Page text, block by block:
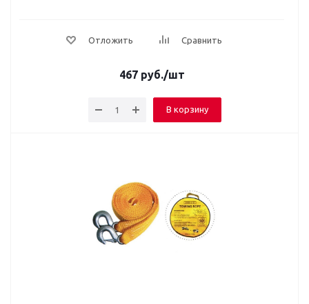
Отложить Сравнить
467 руб./шт
В корзину